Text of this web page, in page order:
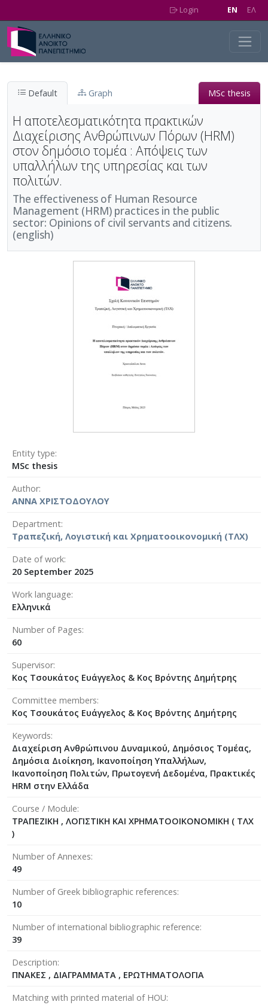
Login EN EΛ
Default Graph MSc thesis
Η αποτελεσματικότητα πρακτικών
Διαχείρισης Ανθρώπινων Πόρων (HRM)
στον δημόσιο τομέα : Απόψεις των
υπαλλήλων της υπηρεσίας και των
πολιτών.
The effectiveness of Human Resource
Management (HRM) practices in the public
sector: Opinions of civil servants and citizens.
(english)
Entity type
MSc thesis
Author
ΑΝΝΑ ΧΡΙΣΤΟΔΟΥΛΟΥ
Department
Τραπεζική, Λογιστική και Χρηματοοικονομική (ΤΛΧ)
Date of work
20 September 2025
Work language
Ελληνικά
Number of Pages
60
Supervisor
Κος Τσουκάτος Ευάγγελος & Κος Βρόντης Δημήτρης
Committee members
Κος Τσουκάτος Ευάγγελος & Κος Βρόντης Δημήτρης
Keywords
Διαχείριση Ανθρώπινου Δυναμικού, Δημόσιος Τομέας,
Δημόσια Διοίκηση, Ικανοποίηση Υπαλλήλων,
Ικανοποίηση Πολιτών, Πρωτογενή Δεδομένα, Πρακτικές
HRM στην Ελλάδα
Course / Module
ΤΡΑΠΕΖΙΚΗ , ΛΟΓΙΣΤΙΚΗ ΚΑΙ ΧΡΗΜΑΤΟΟΙΚΟΝΟΜΙΚΗ ( ΤΛΧ
)
Number of Annexes
49
Number of Greek bibliographic references
10
Number of international bibliographic reference
39
Description
ΠΝΑΚΕΣ , ΔΙΑΓΡΑΜΜΑΤΑ , ΕΡΩΤΗΜΑΤΟΛΟΓΙΑ
Matching with printed material of HOU